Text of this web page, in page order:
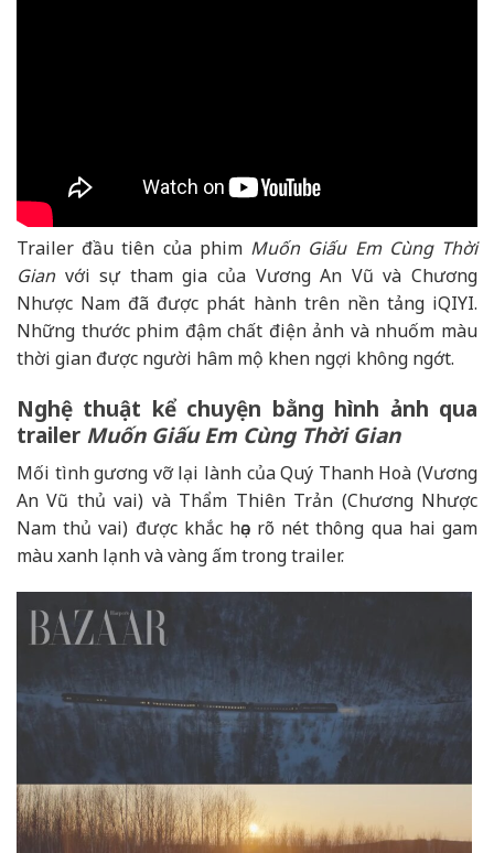
Trailer đầu tiên của phim Muốn Giấu Em Cùng Thời
Gianvới sự tham gia của Vương An Vũ và Chương
Nhược Nam đã được phát hành trên nền tảng iQIYI.
Những thước phim đậm chất điện ảnh và nhuốm màu
thời gian được người hâm mộ khen ngợi không ngớt.
Nghệ thuật kể chuyện bằng hình ảnh qua
trailer Muốn Giấu Em Cùng Thời Gian
Mối tình gương vỡ lại lành của Quý Thanh Hoà (Vương
An Vũ thủ vai) và Thẩm Thiên Trản (Chương Nhược
Nam thủ vai) được khắc họa rõ nét thông qua hai gam
màu xanh lạnh và vàng ấm trong trailer.